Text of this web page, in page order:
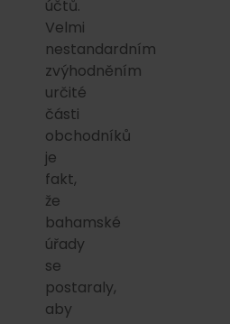
účtů.
Velmi
nestandardním
zvýhodněním
určité
části
obchodníků
je
fakt,
že
bahamské
úřady
se
postaraly,
aby